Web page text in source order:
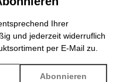
Ihrer
und jederzeit widerruflich
per E-Mail zu.
Abonnieren